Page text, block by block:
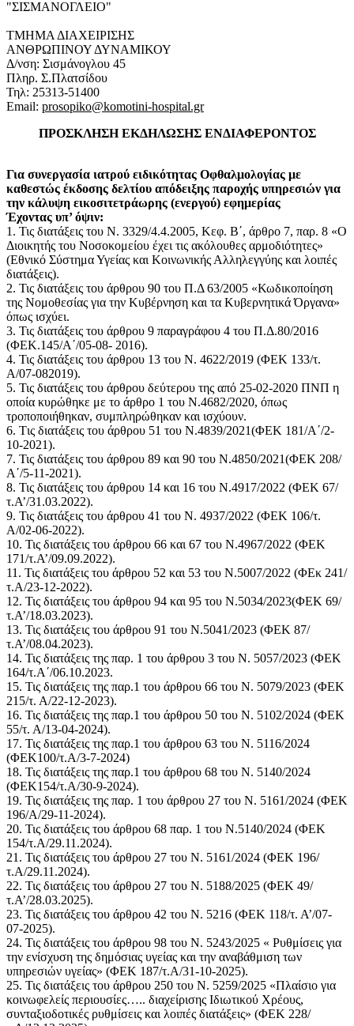
"ΣΙΣΜΑΝΟΓΛΕΙΟ"
ΤΜΗΜΑ ΔΙΑΧΕΙΡΙΣΗΣ
ΑΝΘΡΩΠΙΝΟΥ ΔΥΝΑΜΙΚΟΥ
Δ/νση: Σισμάνογλου 45
Πληρ. Σ.Πλατσίδου
Τηλ: 25313-51400
Email: prosopiko@komotini-hospital.gr
ΠΡΟΣΚΛΗΣΗ ΕΚΔΗΛΩΣΗΣ ΕΝΔΙΑΦΕΡΟΝΤΟΣ
Για συνεργασία ιατρού ειδικότητας Οφθαλμολογίας με
καθεστώς έκδοσης δελτίου απόδειξης παροχής υπηρεσιών για
την κάλυψη εικοσιτετράωρης (ενεργού) εφημερίας
Έχοντας υπ’ όψιν:
1. Τις διατάξεις του Ν. 3329/4.4.2005, Κεφ. Β΄, άρθρο 7, παρ. 8 «Ο
Διοικητής του Νοσοκομείου έχει τις ακόλουθες αρμοδιότητες»
(Εθνικό Σύστημα Υγείας και Κοινωνικής Αλληλεγγύης και λοιπές
διατάξεις).
2. Τις διατάξεις του άρθρου 90 του Π.Δ 63/2005 «Κωδικοποίηση
της Νομοθεσίας για την Κυβέρνηση και τα Κυβερνητικά Όργανα»
όπως ισχύει.
3. Τις διατάξεις του άρθρου 9 παραγράφου 4 του Π.Δ.80/2016
(ΦΕΚ.145/Α΄/05-08- 2016).
4. Τις διατάξεις του άρθρου 13 του Ν. 4622/2019 (ΦΕΚ 133/τ.
Α/07-082019).
5. Τις διατάξεις του άρθρου δεύτερου της από 25-02-2020 ΠΝΠ η
οποία κυρώθηκε με το άρθρο 1 του Ν.4682/2020, όπως
τροποποιήθηκαν, συμπληρώθηκαν και ισχύουν.
6. Tις διατάξεις του άρθρου 51 του Ν.4839/2021(ΦΕΚ 181/Α΄/2-
10-2021).
7. Τις διατάξεις του άρθρου 89 και 90 του Ν.4850/2021(ΦΕΚ 208/
Α΄/5-11-2021).
8. Τις διατάξεις του άρθρου 14 και 16 του Ν.4917/2022 (ΦΕΚ 67/
τ.Α’/31.03.2022).
9. Τις διατάξεις του άρθρου 41 του Ν. 4937/2022 (ΦΕΚ 106/τ.
Α/02-06-2022).
10. Τις διατάξεις του άρθρου 66 και 67 του Ν.4967/2022 (ΦΕΚ
171/τ.Α’/09.09.2022).
11. Τις διατάξεις του άρθρου 52 και 53 του Ν.5007/2022 (ΦΕκ 241/
τ.Α/23-12-2022).
12. Τις διατάξεις του άρθρου 94 και 95 του Ν.5034/2023(ΦΕΚ 69/
τ.Α’/18.03.2023).
13. Τις διατάξεις του άρθρου 91 του Ν.5041/2023 (ΦΕΚ 87/
τ.Α’/08.04.2023).
14. Τις διατάξεις της παρ. 1 του άρθρου 3 του Ν. 5057/2023 (ΦΕΚ
164/τ.Α΄/06.10.2023.
15. Τις διατάξεις της παρ.1 του άρθρου 66 του Ν. 5079/2023 (ΦΕΚ
215/τ. Α/22-12-2023).
16. Τις διατάξεις της παρ.1 του άρθρου 50 του Ν. 5102/2024 (ΦΕΚ
55/τ. Α/13-04-2024).
17. Τις διατάξεις της παρ.1 του άρθρου 63 του Ν. 5116/2024
(ΦΕΚ100/τ.Α/3-7-2024)
18. Τις διατάξεις της παρ.1 του άρθρου 68 του Ν. 5140/2024
(ΦΕΚ154/τ.Α/30-9-2024).
19. Τις διατάξεις της παρ. 1 του άρθρου 27 του Ν. 5161/2024 (ΦΕΚ
196/Α/29-11-2024).
20. Τις διατάξεις του άρθρου 68 παρ. 1 του Ν.5140/2024 (ΦΕΚ
154/τ.Α/29.11.2024).
21. Τις διατάξεις του άρθρου 27 του Ν. 5161/2024 (ΦΕΚ 196/
τ.Α/29.11.2024).
22. Τις διατάξεις του άρθρου 27 του Ν. 5188/2025 (ΦΕΚ 49/
τ.Α’/28.03.2025).
23. Τις διατάξεις του άρθρου 42 του Ν. 5216 (ΦΕΚ 118/τ. Α’/07-
07-2025).
24. Τις διατάξεις του άρθρου 98 του Ν. 5243/2025 « Ρυθμίσεις για
την ενίσχυση της δημόσιας υγείας και την αναβάθμιση των
υπηρεσιών υγείας» (ΦΕΚ 187/τ.Α/31-10-2025).
25. Τις διατάξεις του άρθρου 250 του Ν. 5259/2025 «Πλαίσιο για
κοινωφελείς περιουσίες….. διαχείρισης Ιδιωτικού Χρέους,
συνταξιοδοτικές ρυθμίσεις και λοιπές διατάξεις» (ΦΕΚ 228/